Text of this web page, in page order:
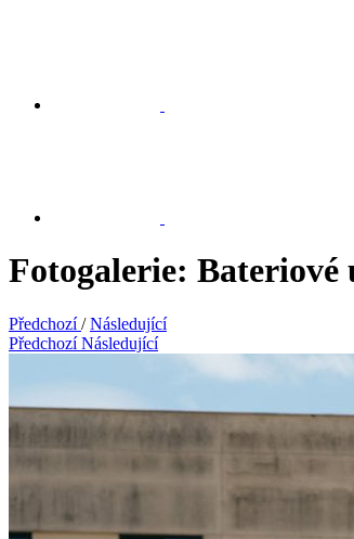
Fotogalerie: Bateriové
Předchozí / Následující
Předchozí Následující